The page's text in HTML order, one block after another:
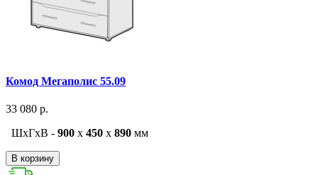
Комод Мегаполис 55.09
33 080 р.
ШxГxВ - 900 x 450 x 890 мм
В корзину